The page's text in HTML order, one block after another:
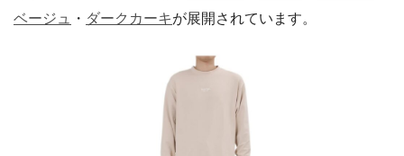
ベージュ
・ ダークカーキが展開されています。